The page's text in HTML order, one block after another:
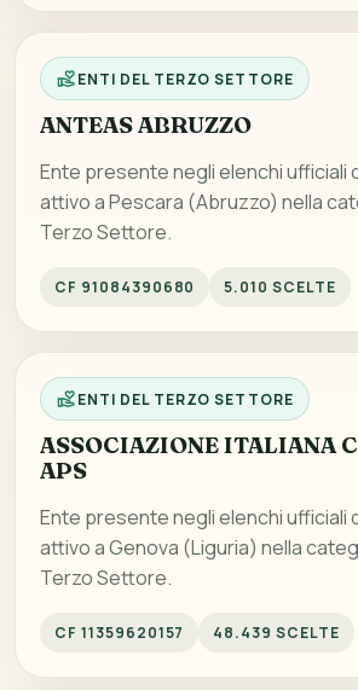
ENTI DEL TERZO SETTORE
ANTEAS ABRUZZO
Ente presente negli elenchi ufficiali
attivo a Pescara (Abruzzo) nella
Terzo Settore.
CF 91084390680 5.010 SCELTE
ENTI DEL TERZO SETTORE
ASSOCIAZIONE ITALIANA
APS
Ente presente negli elenchi ufficiali
attivo a Genova (Liguria) nella
Terzo Settore.
CF 11359620157 48.439 SCELTE